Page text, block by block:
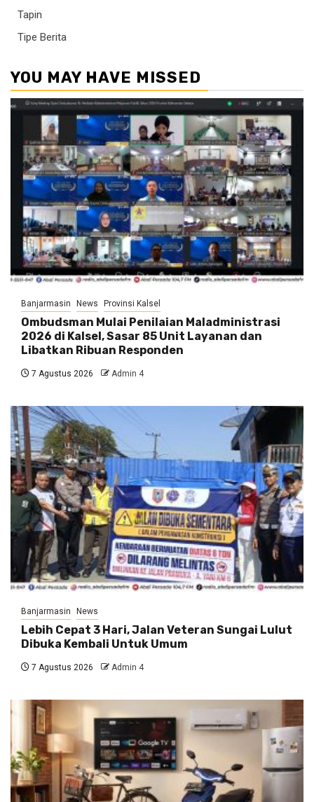
Tapin
Tipe Berita
YOU MAY HAVE MISSED
Banjarmasin News Provinsi Kalsel
Ombudsman Mulai Penilaian Maladministrasi
2026 di Kalsel, Sasar 85 Unit Layanan dan
Libatkan Ribuan Responden
7 Agustus 2026 Admin 4
Banjarmasin News
Lebih Cepat 3 Hari, Jalan Veteran Sungai Lulut
Dibuka Kembali Untuk Umum
7 Agustus 2026 Admin 4